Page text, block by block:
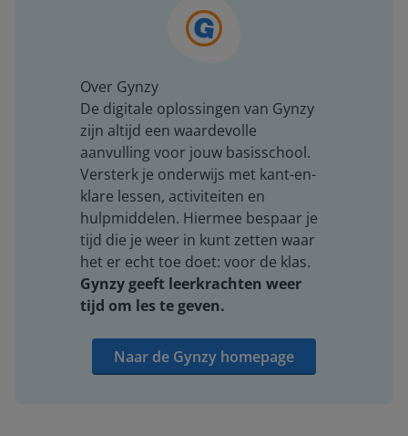
Over Gynzy
De digitale oplossingen van Gynzy
zijn altijd een waardevolle
aanvulling voor jouw basisschool.
Versterk je onderwijs met kant-en-
klare lessen, activiteiten en
hulpmiddelen. Hiermee bespaar je
tijd die je weer in kunt zetten waar
het er echt toe doet: voor de klas.
Gynzy geeft leerkrachten weer
tijd om les te geven.
Naar de Gynzy homepage